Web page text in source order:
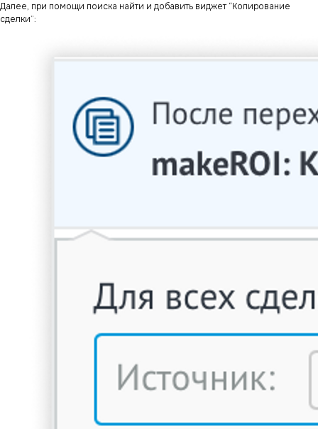
Далее, при помощи поиска найти и добавить виджет “Копирование
сделки”: